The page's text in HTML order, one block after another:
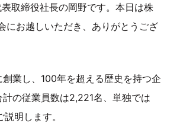
取締役社長の岡野です。本日は株
お越しいただき、ありがとうござ
業し、100年を超える歴史を持つ企
の従業員数は2,221名、単独では
明します。